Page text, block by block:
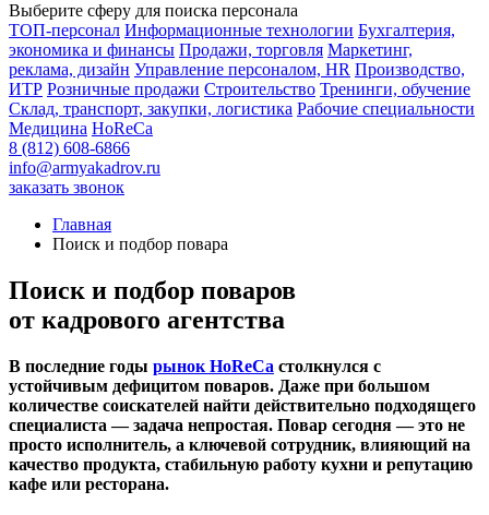
Выберите сферу для поиска персонала
ТОП-персонал Информационные технологии Бухгалтерия,
экономика и финансы Продажи, торговля Маркетинг,
реклама, дизайн Управление персоналом, HR Производство,
ИТР Розничные продажи Строительство Тренинги, обучение
Склад, транспорт, закупки, логистика Рабочие специальности
Медицина HoReCa
8 (812) 608-6866
info@armyakadrov.ru
заказать звонок
Главная
Поиск и подбор повара
Поиск и подбор поваров
от кадрового агентства
В последние годы рынок HoReCa столкнулся с
устойчивым дефицитом поваров. Даже при большом
количестве соискателей найти действительно подходящего
специалиста — задача непростая. Повар сегодня — это не
просто исполнитель, а ключевой сотрудник, влияющий на
качество продукта, стабильную работу кухни и репутацию
кафе или ресторана.